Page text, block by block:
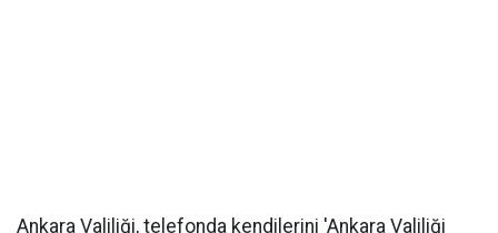
Ankara Valiliği, telefonda kendilerini 'Ankara Valiliği